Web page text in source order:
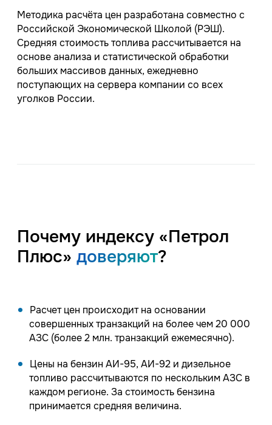
Методика расчёта цен разработана совместно с
Российской Экономической Школой (РЭШ).
Средняя стоимость топлива рассчитывается на
основе анализа и статистической обработки
больших массивов данных, ежедневно
поступающих на сервера компании со всех
уголков России.
Почему индексу «Петрол
Плюс» доверяют?
Расчет цен происходит на основании
совершенных транзакций на более чем 20 000
АЗС (более 2 млн. транзакций ежемесячно).
Цены на бензин АИ-95, АИ-92 и дизельное
топливо рассчитываются по нескольким АЗС в
каждом регионе. За стоимость бензина
принимается средняя величина.